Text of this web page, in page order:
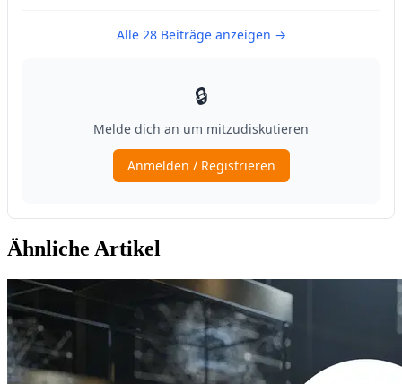
Ähnliche Artikel